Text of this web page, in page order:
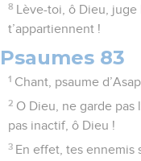
8 Lève-toi, ô Dieu, juge
t’appartiennent !
Psaumes 83
1 Chant, psaume
2 O Dieu, ne garde pas
pas inactif, ô Dieu !
3 En effet, tes ennemis